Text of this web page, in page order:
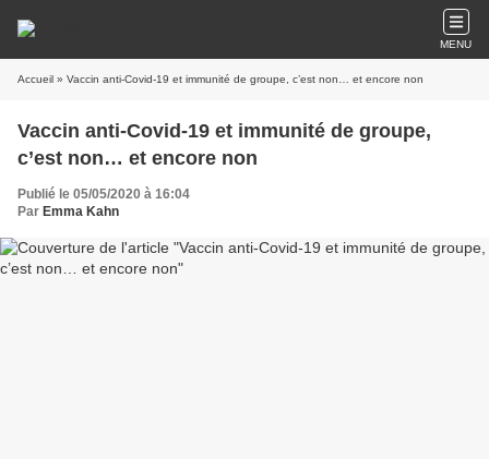
MENU
Accueil » Vaccin anti-Covid-19 et immunité de groupe, c’est non… et encore non
Vaccin anti-Covid-19 et immunité de groupe,
c’est non… et encore non
Publié le 05/05/2020 à 16:04
Par Emma Kahn